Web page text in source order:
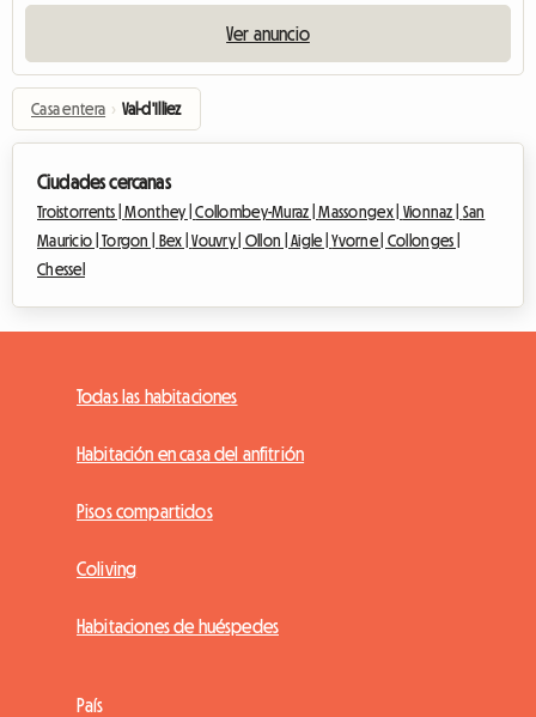
Ver anuncio
Casa entera › Val-d'Illiez
Ciudades cercanas
Troistorrents |Monthey |Collombey-Muraz |Massongex | Vionnaz | San
Mauricio |Torgon | Bex |Vouvry | Ollon |Aigle |Yvorne | Collonges |
Chessel
Todas las habitaciones
Habitación en casa del anfitrión
Pisos compartidos
Coliving
Habitaciones de huéspedes
País